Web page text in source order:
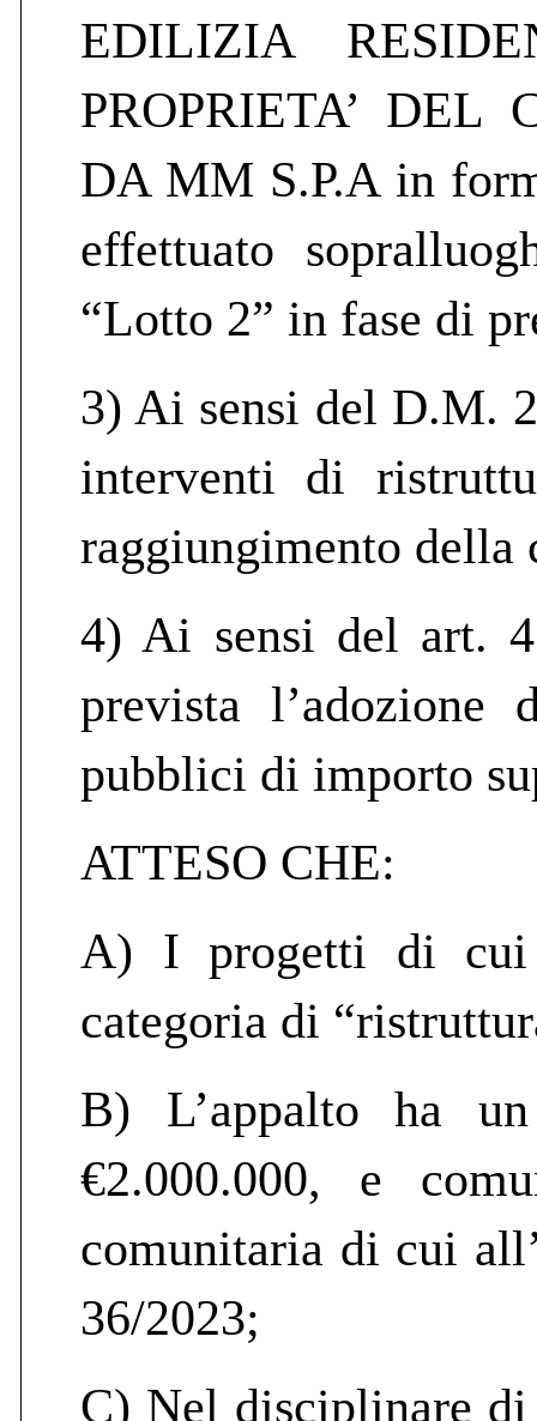
EDILIZIA
PROPRIETA’
DA MM S.P.A in
effettuato
“Lotto 2” in fase di
3) Ai sensi del D.M.
interventi di
raggiungimento della
4) Ai sensi del art.
prevista
pubblici di importo
ATTESO CHE:
A) I progetti di cui
categoria di
B) L’appalto ha
€2.000.000, e
comunitaria di cui
36/2023;
C) Nel disciplinare